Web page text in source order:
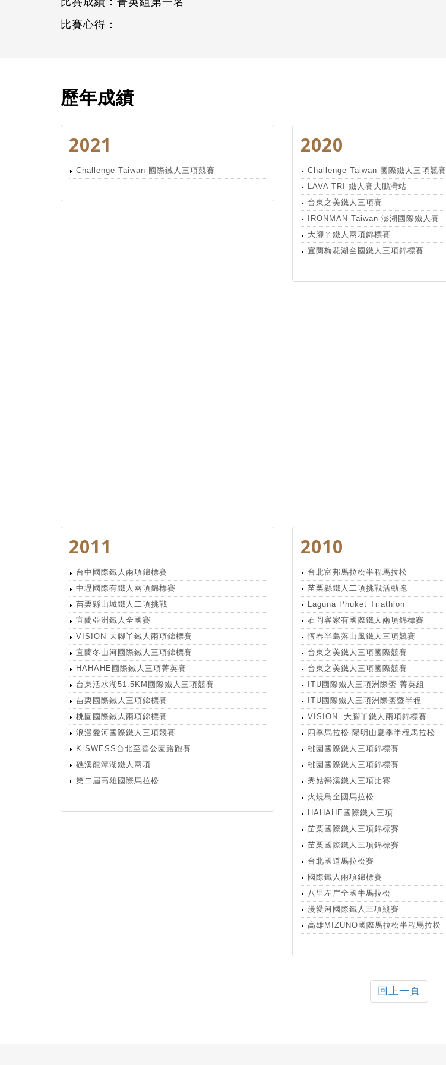
比賽心得：
歷年成績
2021
Challenge Taiwan 國際鐵人三項競賽
2020
Challenge Taiwan 國際鐵人三項競賽
LAVA TRI 鐵人賽大鵬灣站
台東之美鐵人三項賽
IRONMAN Taiwan 澎湖國際鐵人賽
大腳ㄚ鐵人兩項錦標賽
宜蘭梅花湖全國鐵人三項錦標賽
2011
台中國際鐵人兩項錦標賽
中壢國際有鐵人兩項錦標賽
苗栗縣山城鐵人二項挑戰
宜蘭亞洲鐵人全國賽
VISION-大腳丫鐵人兩項錦標賽
宜蘭冬山河國際鐵人三項錦標賽
HAHAHE國際鐵人三項菁英賽
台東活水湖51.5KM國際鐵人三項競賽
苗栗國際鐵人三項錦標賽
桃園國際鐵人兩項錦標賽
浪漫愛河國際鐵人三項競賽
K-SWESS台北至善公園路跑賽
礁溪龍潭湖鐵人兩項
第二屆高雄國際馬拉松
2010
台北富邦馬拉松半程馬拉松
苗栗縣鐵人二項挑戰活動跑
Laguna Phuket Triathlon
石岡客家有國際鐵人兩項錦標賽
恆春半島落山風鐵人三項競賽
台東之美鐵人三項國際競賽
台東之美鐵人三項國際競賽
ITU國際鐵人三項洲際盃 菁英組
ITU國際鐵人三項洲際盃暨半程
VISION- 大腳丫鐵人兩項錦標賽
四季馬拉松-陽明山夏季半程馬拉松
桃園國際鐵人三項錦標賽
桃園國際鐵人三項錦標賽
秀姑巒溪鐵人三項比賽
火燒島全國馬拉松
HAHAHE國際鐵人三項
苗栗國際鐵人三項錦標賽
苗栗國際鐵人三項錦標賽
台北國道馬拉松賽
國際鐵人兩項錦標賽
八里左岸全國半馬拉松
漫愛河國際鐵人三項競賽
高雄MIZUNO國際馬拉松半程馬拉松
回上一頁